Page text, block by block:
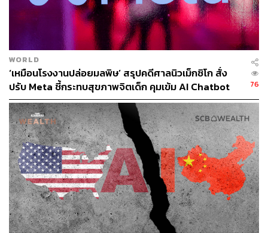
โดยเทคโนโลยีที่จะเป็นเครื่องมือสำคัญของ KBTG คือ
Agentic AI หรือโมเดล AI ที่ไม่เพียงแค่สามารถทำงานด้วยตัว
เองได้ แต่ยังสามารถประสานงานและสั่งการ AI ตัวอื่นๆ เพื่อ
ทำงานที่ซับซ้อนมากขึ้นได้ สำหรับในปีที่จะถึงนี้ KBTG จะมุ่ง
เน้นการทำงานร่วมกันระหว่างมนุษย์และ AI โดยยังคงวาง
มนุษย์เป็นศูนย์กลาง ผ่าน 3 เรื่องหลัก ได้แก่
Agentic Platformization การสร้างแพลตฟอร์มใหม่เพื่อ
จัดการ Agent ให้ง่าย สะดวก และรวดเร็วยิ่งขึ้น พร้อมทำงาน
ร่วมกันกับมนุษย์ได้ ยกตัวอย่างเช่น AthenaMind แพลตฟอร์ม
สร้าง AI Agent ที่ KBTG พัฒนาใช้เองภายในองค์กร เปรียบ
เสมือน AI Agent Factory ช่วยสร้าง AI Agent เพื่อนำมา
ประยุกต์ใช้ในแต่ละส่วนงานของ KBTG ซึ่งปัจจุบันองค์กร
กำลังอยู่ในระหว่างการวางแผนพัฒนา AI Agent สำหรับ
หน่วยงานส่วนอื่นๆ เช่น PDPA Chat Agent และ Regulatory
Chat Agent
WORLD
‘เหมือนโรงงานปล่อยมลพิษ’ สรุปคดีศาลนิวเม็กซิโก สั่ง
ปรับ Meta ชี้กระทบสุขภาพจิตเด็ก คุมเข้ม AI Chatbot
76